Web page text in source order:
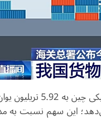
را تشکیل می‌دهد؛ این سهم